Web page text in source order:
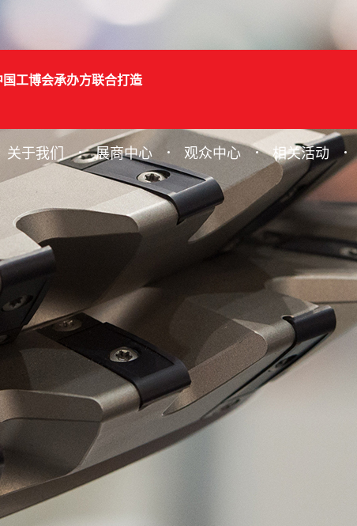
工博会承办方联合打造
关于我们 展商中心 观众中心 相关活动